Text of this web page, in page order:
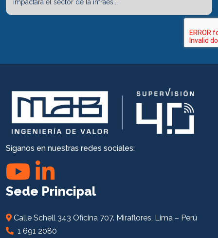
impactará el sector de la infraes...
Síganos en nuestras redes sociales:
Sede Principal
Calle Schell 343 Oficina 707. Miraflores, Lima – Perú
1 691 2080